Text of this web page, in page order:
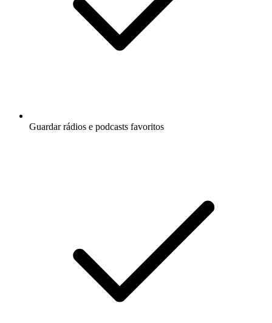
Guardar rádios e podcasts favoritos